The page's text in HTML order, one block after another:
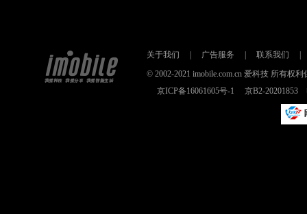
关于我们 广告服务 联系我们
© 2002-2021 imobile.com.cn 爱科技 所有权
京ICP备16061605号-1
京B2-20201853